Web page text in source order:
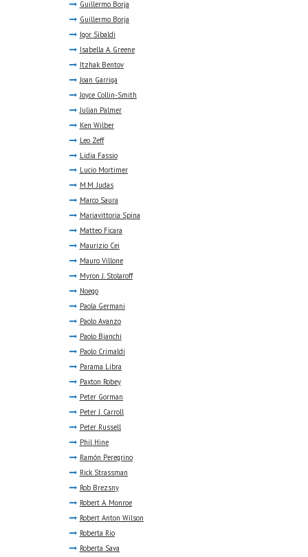
Guillermo Borja
Guillermo Borja
Igor Sibaldi
Isabella A. Greene
Itzhak Bentov
Joan Garriga
Joyce Collin-Smith
Julian Palmer
Ken Wilber
Leo Zeff
Lidia Fassio
Lucio Mortimer
M.M. Judas
Marco Saura
Mariavittoria Spina
Matteo Ficara
Maurizio Cei
Mauro Villone
Myron J. Stolaroff
Noego
Paola Germani
Paolo Avanzo
Paolo Bianchi
Paolo Crimaldi
Parama Libra
Paxton Robey
Peter Gorman
Peter J. Carroll
Peter Russell
Phil Hine
Ramón Peregrino
Rick Strassman
Rob Brezsny
Robert A. Monroe
Robert Anton Wilson
Roberta Rio
Roberta Sava